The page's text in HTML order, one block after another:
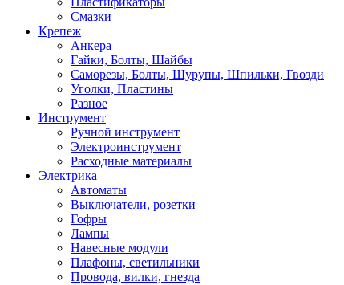
Смазки
Крепеж
Анкера
Гайки, Болты, Шайбы
Саморезы, Болты, Шурупы, Шпильки, Гвозди
Уголки, Пластины
Разное
Инструмент
Ручной инструмент
Электроинструмент
Расходные материалы
Электрика
Автоматы
Выключатели, розетки
Гофры
Лампы
Навесные модули
Плафоны, светильники
Провода, вилки, гнезда